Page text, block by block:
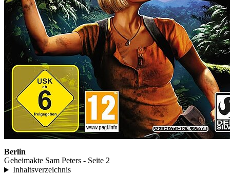
Berlin
Geheimakte Sam Peters - Seite 2
Inhaltsverzeichnis